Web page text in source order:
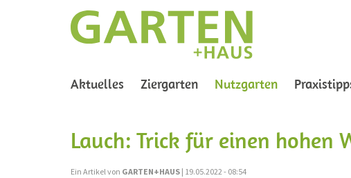
Aktuelles Ziergarten Nutzgarten(current)
Lauch: Trick für einen hohen
Ein Artikel von GARTEN+HAUS | 19.05.2022 - 08:54